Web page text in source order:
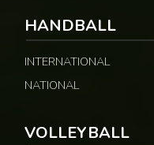
HANDBALL
INTERNATIONAL
NATIONAL
VOLLEYBALL